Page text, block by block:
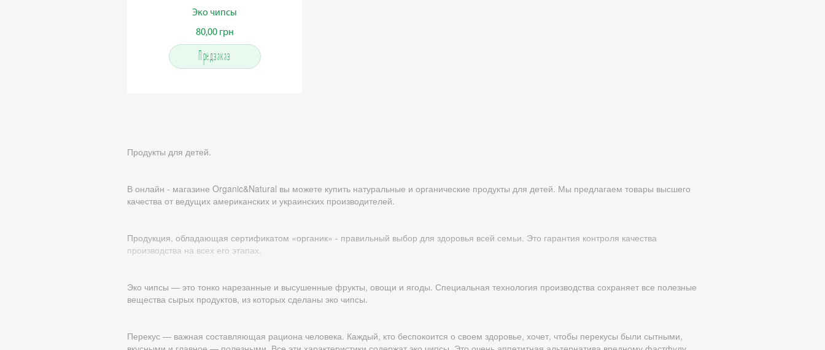
Эко чипсы
80,00 грн
Предзаказ
80,00 грн
Предзаказ
Продукты для детей.
В онлайн - магазине Organic&Natural вы можете купить натуральные и органические продукты для детей. Мы предлагаем товары высшего
качества от ведущих американских и украинских производителей.
Продукция, обладающая сертификатом «органик» - правильный выбор для здоровья всей семьи. Это гарантия контроля качества
производства на всех его этапах.
Почему нужно выбирать натуральные продукты для детей?
Выбирая органические продукты для детей, вы инвестируете в их здоровье, правильное развитие, укрепление иммунитета. Именно от
Эко чипсы — это тонко нарезанные и высушенные фрукты, овощи и ягоды. Специальная технология производства сохраняет все полезные
вещества сырых продуктов, из которых сделаны эко чипсы.
Перекус — важная составляющая рациона человека. Каждый, кто беспокоится о своем здоровье, хочет, чтобы перекусы были сытными,